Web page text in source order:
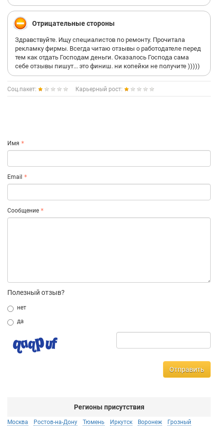
Отрицательные стороны
Здравствуйте. Ищу специалистов по ремонту. Прочитала
рекламку фирмы. Всегда читаю отзывы о работодателе перед
тем как отдать Господам деньги. Оказалось Господа сама
себе отзывы пишут... это финиш. ни копейки не получите )))))
Соц.пакет: Карьерный рост:
Имя
Email
Сообщение
Полезный отзыв?
нет
да
Отправить
Регионы присутствия
Москва Ростов-на-Дону Тюмень Иркутск Воронеж Грозный